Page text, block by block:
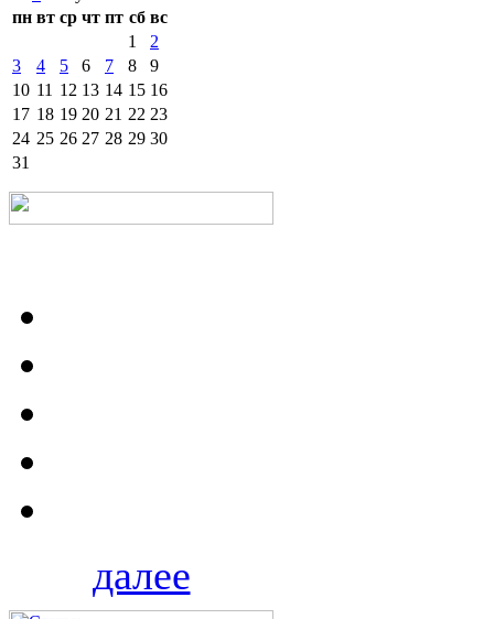
пн вт ср чт пт сб вс
1
2
3
4 5 6 7 8
9
10 11 12 13 14 15 16
17 18 19 20 21 22 23
24 25 26 27 28 29 30
31
далее